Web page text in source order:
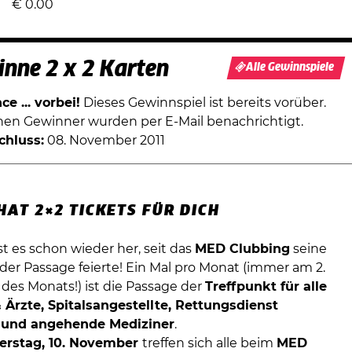
€ 0.00
2 x 2 Karten Alle Gewinnspiele
... vorbei! Dieses Gewinnspiel ist bereits vorüber.
Gewinner wurden per E-Mail benachrichtigt.
08. November 2011
2×2 TICKETS FÜR DICH
es schon wieder her, seit das MED Clubbing seine
Passage feierte! Ein Mal pro Monat (immer am 2.
Monats!) ist die Passage der Treffpunkt für alle
Ärzte, Spitalsangestellte, Rettungsdienst
angehende Mediziner.
10. November treffen sich alle beim MED